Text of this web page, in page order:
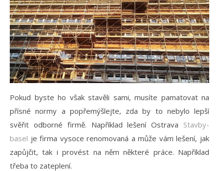
Pokud byste ho však stavěli sami, musíte pamatovat na
přísné normy a popřemýšlejte, zda by to nebylo lepší
svěřit odborné firmě. Například lešení Ostrava Stavby-
basel je firma vysoce renomovaná a může vám lešení, jak
zapůjčit, tak i provést na něm některé práce. Například
třeba to zateplení.